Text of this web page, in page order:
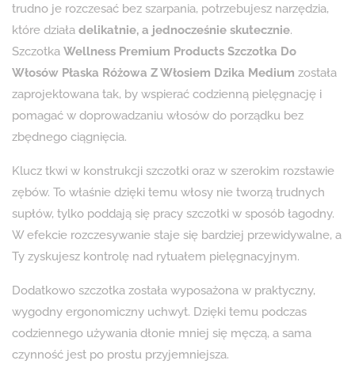
trudno je rozczesać bez szarpania, potrzebujesz narzędzia,
które działa delikatnie, a jednocześnie skutecznie.
Szczotka Wellness Premium Products Szczotka Do
Włosów Płaska Różowa Z Włosiem Dzika Medium została
zaprojektowana tak, by wspierać codzienną pielęgnację i
pomagać w doprowadzaniu włosów do porządku bez
zbędnego ciągnięcia.
Klucz tkwi w konstrukcji szczotki oraz w szerokim rozstawie
zębów. To właśnie dzięki temu włosy nie tworzą trudnych
supłów, tylko poddają się pracy szczotki w sposób łagodny.
W efekcie rozczesywanie staje się bardziej przewidywalne, a
Ty zyskujesz kontrolę nad rytuałem pielęgnacyjnym.
Dodatkowo szczotka została wyposażona w praktyczny,
wygodny ergonomiczny uchwyt. Dzięki temu podczas
codziennego używania dłonie mniej się męczą, a sama
czynność jest po prostu przyjemniejsza.